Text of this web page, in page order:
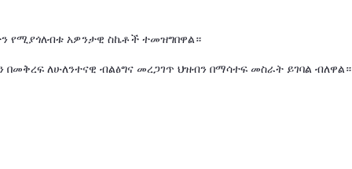
የሚያጎለብቱ አዎንታዊ ስኬቶች ተመዝግበዋል።
ለሁለንተናዊ ብልፅግና መረጋገጥ ህዝብን በማሳተፍ መስራት ይገባል ብለዋል።